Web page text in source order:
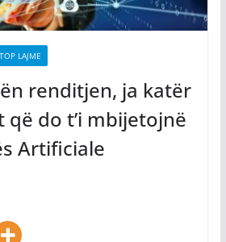
TOP LAJME
renditjen, ja katër
do t’i mbijetojnë
Artificiale